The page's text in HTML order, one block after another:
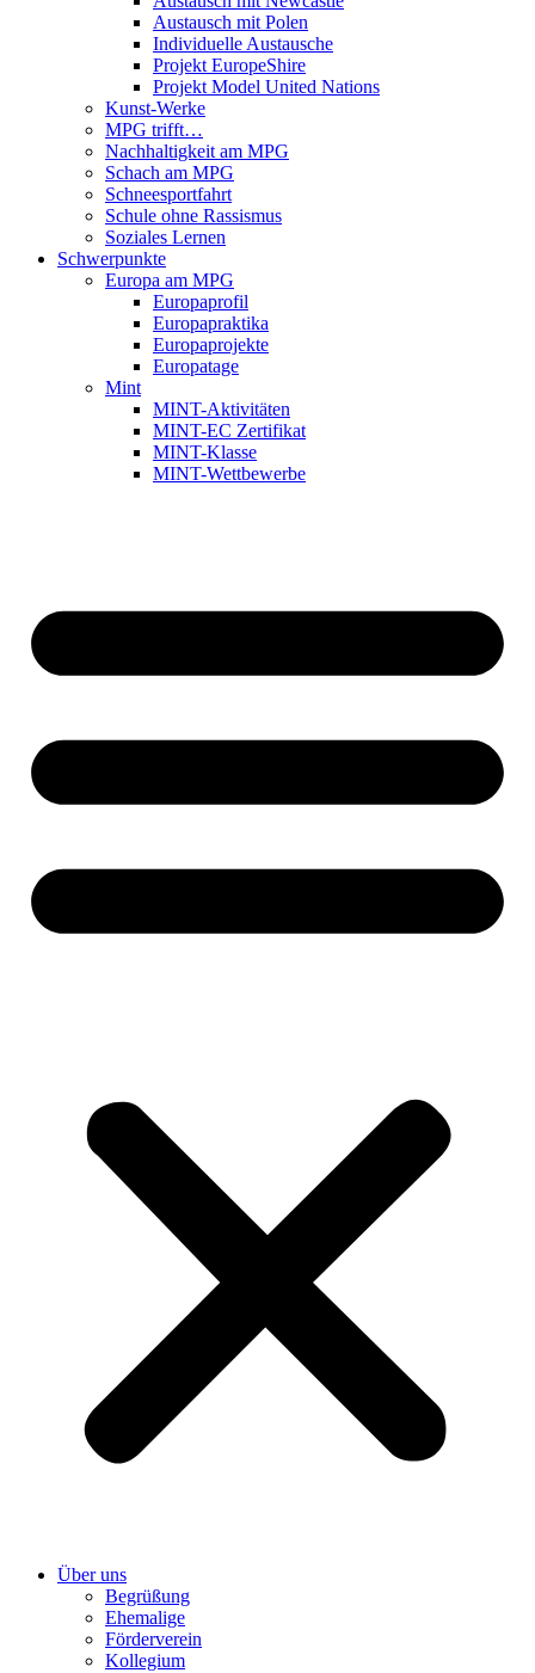
Austausch mit Polen
Individuelle Austausche
Projekt EuropeShire
Projekt Model United Nations
Kunst-Werke
MPG trifft…
Nachhaltigkeit am MPG
Schach am MPG
Schneesportfahrt
Schule ohne Rassismus
Soziales Lernen
Schwerpunkte
Europa am MPG
Europaprofil
Europapraktika
Europaprojekte
Europatage
Mint
MINT-Aktivitäten
MINT-EC Zertifikat
MINT-Klasse
MINT-Wettbewerbe
Über uns
Begrüßung
Ehemalige
Förderverein
Kollegium